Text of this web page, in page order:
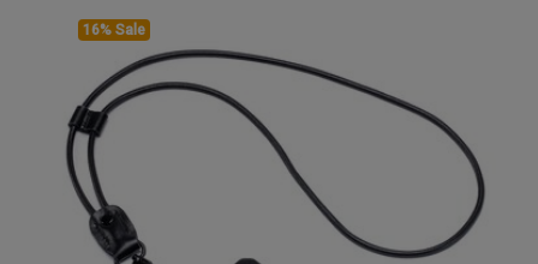
16% Sale